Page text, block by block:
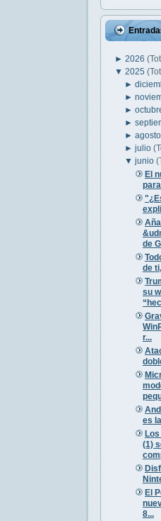
► 2026
▼ 2025
►
►
►
►
►
►julio
▼junio
El
de
de
su
r...
es
Los
(1)
El
8...